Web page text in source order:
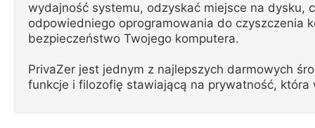
wydajność systemu, odzyskać miejsce na dysku,
odpowiedniego oprogramowania do czyszczenia
bezpieczeństwo Twojego komputera.
PrivaZer jest jednym z najlepszych darmowych
funkcje i filozofię stawiającą na prywatność, która